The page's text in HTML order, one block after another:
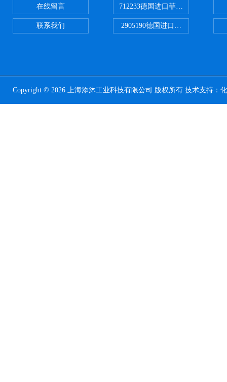
在线留言
联系我们
712233德国进口菲尼克斯断路器
2905190德国进口菲尼克斯继电器
Copyright © 2026 上海添沐工业科技有限公司 版权所有 技术支持：